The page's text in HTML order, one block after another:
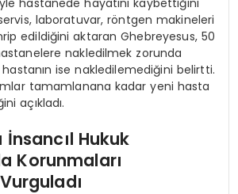
laboratuvar, röntgen makineleri
edildiğini aktaran Ghebreyesus, 50
nakledilmek zorunda
hastanın ise nakledilemediğini belirtti.
tamamlanana kadar yeni hasta
açıkladı.
İnsancıl Hukuk
Korunmaları